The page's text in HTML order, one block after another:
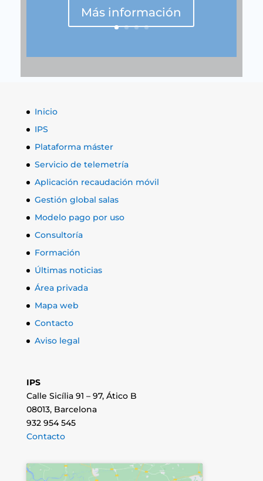
Más información
Inicio
IPS
Plataforma máster
Servicio de telemetría
Aplicación recaudación móvil
Gestión global salas
Modelo pago por uso
Consultoría
Formación
Últimas noticias
Área privada
Mapa web
Contacto
Aviso legal
IPS
Calle Sicília 91 – 97, Ático B
08013, Barcelona
932 954 545
Contacto